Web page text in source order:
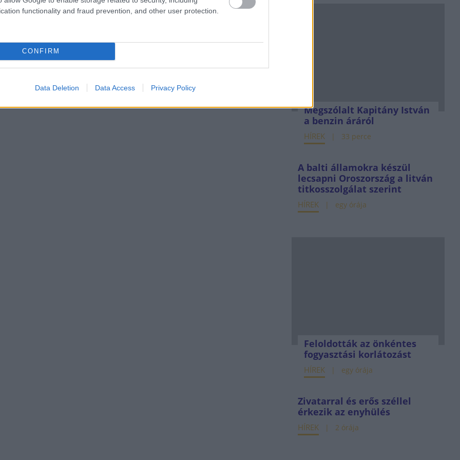
functionality and fraud prevention, and other user protection.
CONFIRM
Data Deletion Data Access Privacy Policy
Megszólalt Kapitány István
a benzin áráról
HÍREK 33 perce
A balti államokra készül
lecsapni Oroszország a litván
titkosszolgálat szerint
HÍREK egy órája
Feloldották az önkéntes
fogyasztási korlátozást
HÍREK egy órája
Zivatarral és erős széllel
érkezik az enyhülés
HÍREK 2 órája